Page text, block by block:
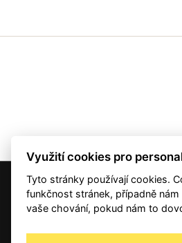
© 2001 — 2026 Copyright CMI News a
Autorská
Využití cookies pro
Tyto stránky používají cookies.
funkčnost stránek, případně
vaše chování, pokud nám to